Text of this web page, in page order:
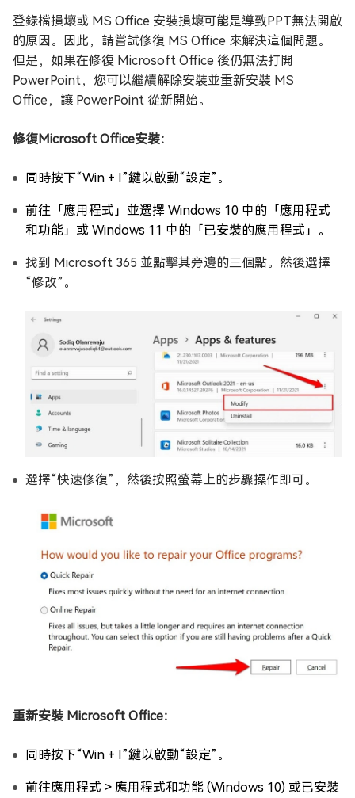
登錄檔損壞或 MS Office 安裝損壞可能是導致PPT無法開啟
的原因。因此，請嘗試修復 MS Office 來解決這個問題。
但是，如果在修復 Microsoft Office 後仍無法打開
PowerPoint，您可以繼續解除安裝並重新安裝 MS
Office，讓 PowerPoint 從新開始。
修復Microsoft Office安裝：
同時按下“Win + I”鍵以啟動“設定”。
前往「應用程式」並選擇 Windows 10 中的「應用程式
和功能」或 Windows 11 中的「已安裝的應用程式」。
找到 Microsoft 365 並點擊其旁邊的三個點。然後選擇
“修改”。
選擇“快速修復”，然後按照螢幕上的步驟操作即可。
重新安裝 Microsoft Office：
同時按下“Win + I”鍵以啟動“設定”。
前往應用程式 > 應用程式和功能 (Windows 10) 或已安裝